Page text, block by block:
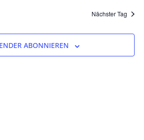
und
Nächster Tag
ABONNIEREN